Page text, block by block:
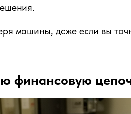
машины, даже если вы
финансовую